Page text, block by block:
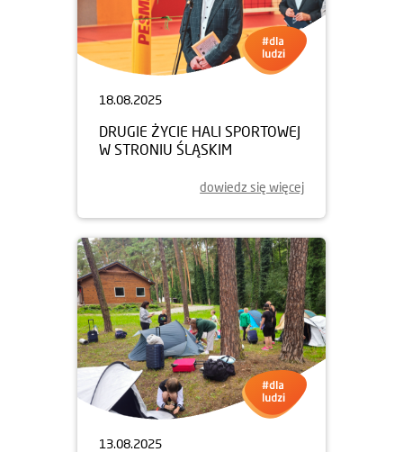
18.08.2025
DRUGIE ŻYCIE HALI SPORTOWEJ
W STRONIU ŚLĄSKIM
dowiedz się więcej
13.08.2025